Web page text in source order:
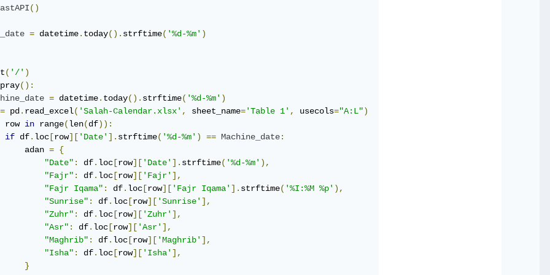
"Zuhr": df.loc[row]['Zuhr'],
"Maghrib": df.loc[row]['Maghrib'],
return json.dumps(adan)
هذه الشيفرة
()
= datetime. today(). strftime( '%d-%m' )
( '/' )
():
= datetime. today(). strftime( '%d-%m' )
= pd . read_excel( 'Salah-Calendar.xlsx' , sheet_name='Table 1' , usecols="A:L")
row in range(len(df)):
if df. loc [row][ 'Date' ]. strftime( '%d-%m' ) == Machine_date:
adan
= {
"Date" : df. loc [row][ 'Date' ]. strftime( '%d-%m' ),
"Fajr" : df. loc [row][ 'Fajr' ],
"Fajr Iqama" : df. loc [row][ 'Fajr Iqama' ]. strftime( '%I:%M %p' ),
"Sunrise" : df. loc [row][ 'Sunrise' ],
"Zuhr" : df. loc [row][ 'Zuhr' ],
"Asr" : df. loc [row][ 'Asr' ],
"Maghrib" : df. loc [row][ 'Maghrib' ],
"Isha" : df. loc [row][ 'Isha' ],
}